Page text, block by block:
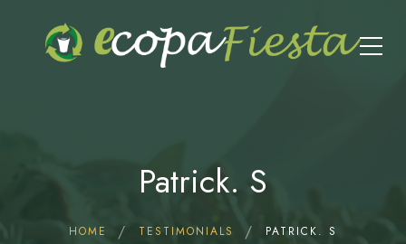
Patrick. S
HOME TESTIMONIALS PATRICK. S